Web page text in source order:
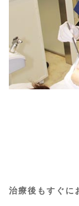
治療後もすぐに